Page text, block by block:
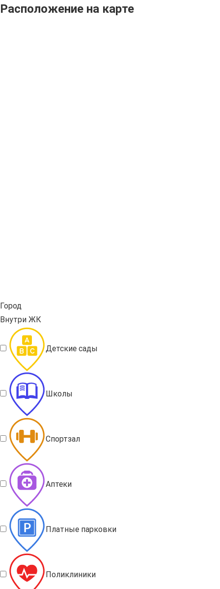
Расположение на карте
Город
Внутри ЖК
Детские сады
Школы
Спортзал
Аптеки
Платные парковки
Поликлиники